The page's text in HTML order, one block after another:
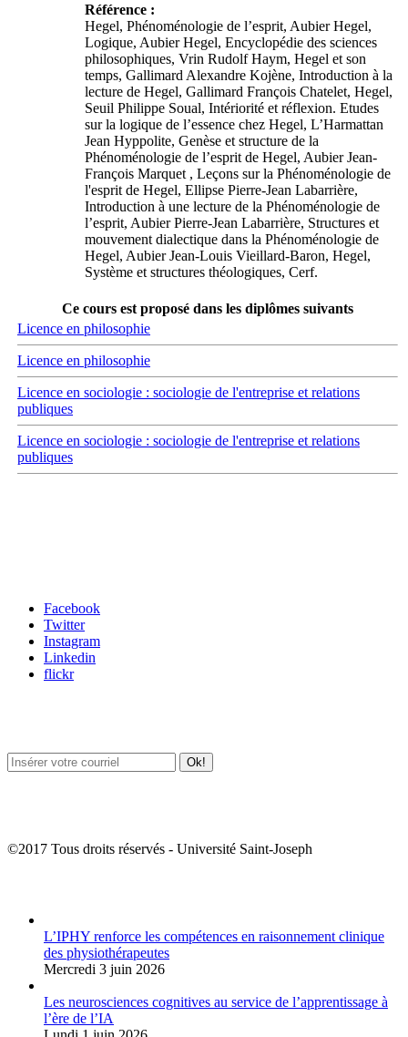
Référence :
Hegel, Phénoménologie de l’esprit, Aubier Hegel,
Logique, Aubier Hegel, Encyclopédie des sciences
philosophiques, Vrin Rudolf Haym, Hegel et son
temps, Gallimard Alexandre Kojène, Introduction à la
lecture de Hegel, Gallimard François Chatelet, Hegel,
Seuil Philippe Soual, Intériorité et réflexion. Etudes
sur la logique de l’essence chez Hegel, L’Harmattan
Jean Hyppolite, Genèse et structure de la
Phénoménologie de l’esprit de Hegel, Aubier Jean-
François Marquet , Leçons sur la Phénoménologie de
l'esprit de Hegel, Ellipse Pierre-Jean Labarrière,
Introduction à une lecture de la Phénoménologie de
l’esprit, Aubier Pierre-Jean Labarrière, Structures et
mouvement dialectique dans la Phénoménologie de
Hegel, Aubier Jean-Louis Vieillard-Baron, Hegel,
Système et structures théologiques, Cerf.
Ce cours est proposé dans les diplômes suivants
Licence en philosophie
Licence en philosophie
Licence en sociologie : sociologie de l'entreprise et relations
publiques
Licence en sociologie : sociologie de l'entreprise et relations
publiques
Facebook
Twitter
Instagram
Linkedin
flickr
©2017 Tous droits réservés - Université Saint-Joseph
L’IPHY renforce les compétences en raisonnement clinique
des physiothérapeutes
Mercredi 3 juin 2026
Les neurosciences cognitives au service de l’apprentissage à
l’ère de l’IA